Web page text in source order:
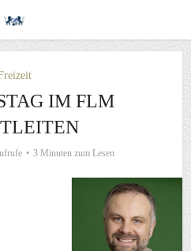
IM FLM
3 Minuten zum Lesen